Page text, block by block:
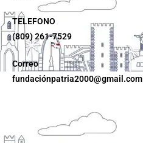
TELEFONO
(809) 261-7529
Correo
fundaciónpatria2000@gmail.com